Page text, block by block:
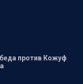
против Кожуф